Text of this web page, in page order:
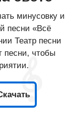
минусовку и
песни «Всё
Театр песни
песни, чтобы